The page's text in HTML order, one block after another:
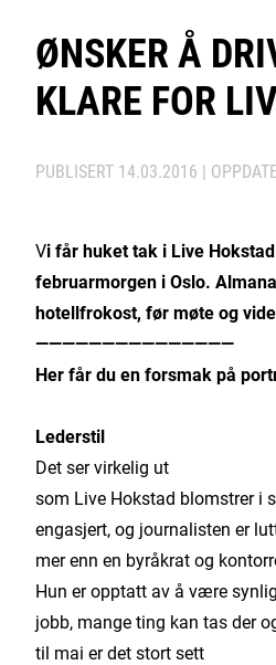
ØNSKER Å
KLARE FOR
PUBLISERT 14.03.2016 |
Vi får huket tak i Live
februarmorgen i Oslo.
hotellfrokost, før møte og
———————————————
Her får du en forsmak på
Lederstil
Det ser virkelig ut
som Live Hokstad blomstrer i
engasjert, og journalisten er
mer enn en byråkrat og
Hun er opptatt av å være
jobb, mange ting kan tas der
til mai er det stort sett